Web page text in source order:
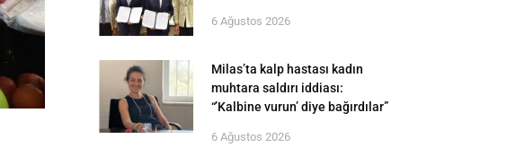
6 Ağustos 2026
Milas’ta kalp hastası kadın
muhtara saldırı iddiası:
“’Kalbine vurun’ diye bağırdılar”
6 Ağustos 2026